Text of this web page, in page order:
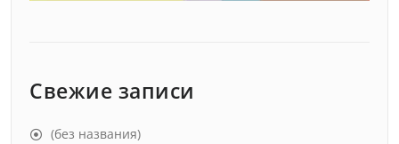
Свежие записи
(без названия)